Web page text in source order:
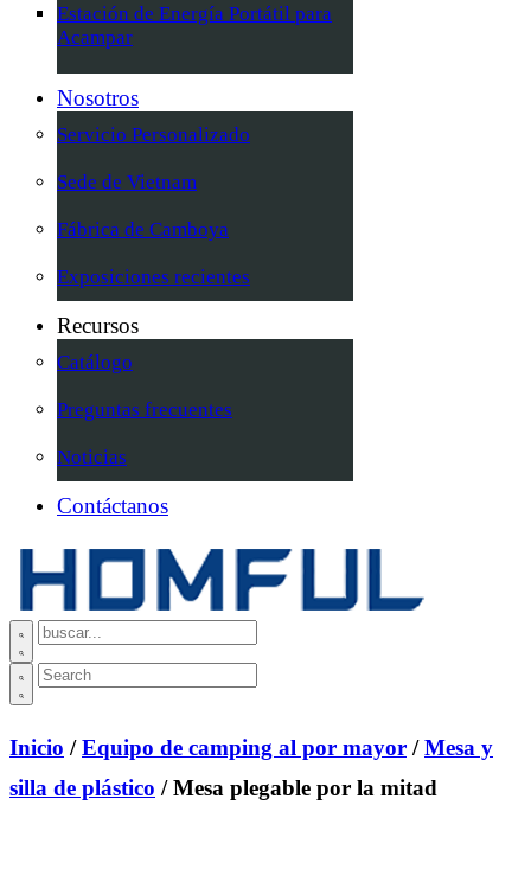
Estación de Energía Portátil para
Acampar
Nosotros
Servicio Personalizado
Sede de Vietnam
Fábrica de Camboya
Exposiciones recientes
Recursos
Catálogo
Preguntas frecuentes
Noticias
Contáctanos
Inicio /Equipo de camping al por mayor /Mesa y
silla de plástico / Mesa plegable por la mitad